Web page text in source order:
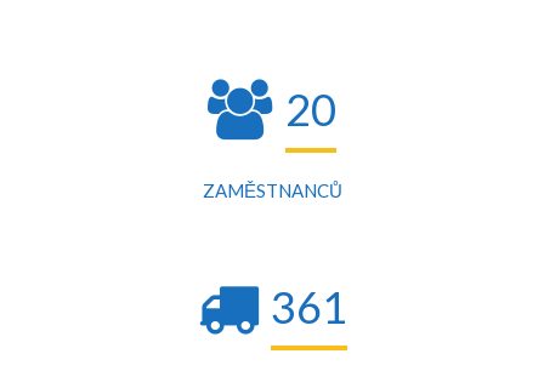
20
ZAMĚSTNANCŮ
361